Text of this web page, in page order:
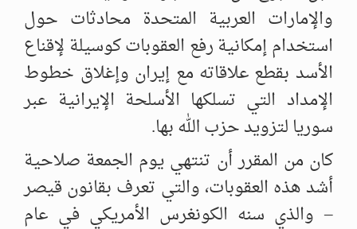
والإمارات العربية المتحدة ‏محادثات حول
استخدام إمكانية رفع العقوبات كوسيلة لإقناع
الأسد بقطع علاقاته ‏مع إيران وإغلاق خطوط
الإمداد التي تسلكها الأسلحة الإيرانية عبر
سوريا ‏لتزويد حزب الله بها. ‏
كان من المقرر أن تنتهي يوم الجمعة صلاحية
أشد هذه العقوبات، والتي تعرف ‏بقانون قيصر
– والذي سنه الكونغرس الأمريكي في عام